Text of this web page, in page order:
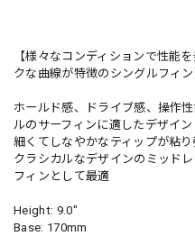
【様々なコンディションで性能
クな曲線が特徴のシングルフィン
ホールド感、ドライブ感、操作
ルのサーフィンに適したデザイン
細くてしなやかなティップが粘
クラシカルなデザインのミッド
フィンとして最適
Height: 9.0"
Base: 170mm